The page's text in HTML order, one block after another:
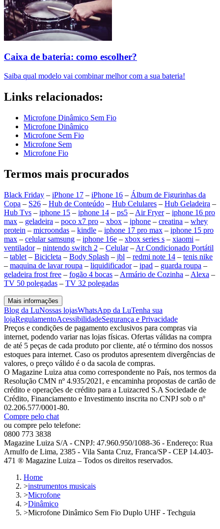
Caixa de bateria: como escolher?
Saiba qual modelo vai combinar melhor com a sua bateria!
Links relacionados:
Microfone Dinâmico Sem Fio
Microfone Dinâmico
Microfone Sem Fio
Microfone Sem
Microfone Fio
Termos mais procurados
Black Friday – iPhone 17 – iPhone 16 – Álbum de Figurinhas da
Copa – S26 – Hub de Conteúdo – Hub Celulares – Hub Geladeira –
Hub Tvs – iphone 15 – iphone 14 – ps5 – Air Fryer– iphone 16 pro
max – geladeira – poco x7 pro – xbox – iphone – creatina – whey
protein – microondas – kindle – iphone 17 pro max – iphone 15 pro
max – celular samsung – iphone 16e – xbox series s – xiaomi –
ventilador– nintendo switch 2 – Celular– Ar Condicionado Portátil
– tablet – Bicicleta – Body Splash – jbl – redmi note 14 – tenis nike
– maquina de lavar roupa – liquidificador– ipad – guarda roupa –
geladeira frost free – fogão 4 bocas – Armário de Cozinha – Alexa –
TV 50 polegadas – TV 32 polegadas
Mais informações
Blog da LuNossas lojasWhatsApp da LuTenha sua
lojaRegulamentoAcessibilidadeSegurança e Privacidade
Preços e condições de pagamento exclusivos para compras via
internet, podendo variar nas lojas físicas. Ofertas válidas na compra
de até 5 peças de cada produto por cliente, até o término dos nossos
estoques para internet. Caso os produtos apresentem divergências de
valores, o preço válido é o da sacola de compras.
O Magazine Luiza atua como correspondente no País, nos termos da
Resolução CMN nº 4.935/2021, e encaminha propostas de cartão de
crédito e operações de crédito para a Luizacred S.A Sociedade de
Crédito, Financiamento e Investimento inscrita no CNPJ sob o nº
02.206.577/0001-80.
Compre pelo chat
ou compre pelo telefone:
0800 773 3838
Magazine Luiza S/A - CNPJ: 47.960.950/1088-36 - Endereço: Rua
Arnulfo de Lima, 2385 - Vila Santa Cruz, Franca/SP - CEP 14.403-
471 ® Magazine Luiza – Todos os direitos reservados.
Home
>instrumentos musicais
>Microfone
>Dinâmico
>Microfone Dinâmico Sem Fio Duplo UHF - Techguia